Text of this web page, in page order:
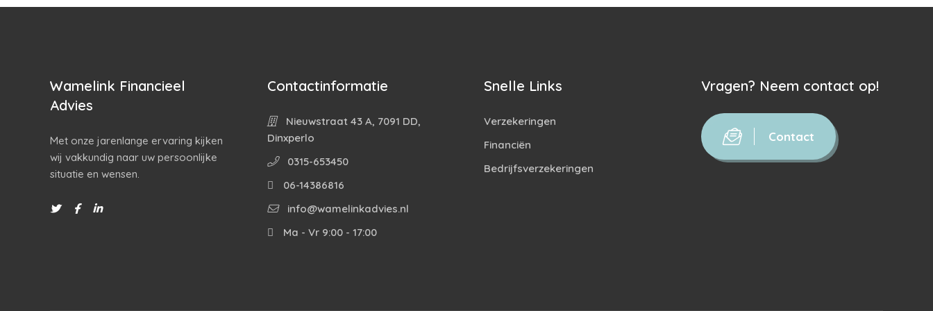
Wamelink Financieel
Advies
Met onze jarenlange ervaring kijken
wij vakkundig naar uw persoonlijke
situatie en wensen.
Contactinformatie
Nieuwstraat 43 A, 7091 DD,
Dinxperlo
0315-653450
06-14386816
info@wamelinkadvies.nl
Ma - Vr 9:00 - 17:00
Snelle Links
Verzekeringen
Financiën
Bedrijfsverzekeringen
Vragen? Neem contact op!
Contact